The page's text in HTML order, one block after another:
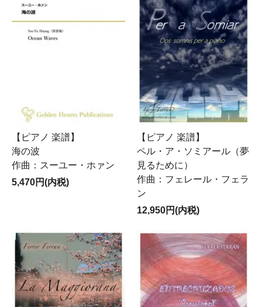
【ピアノ 楽譜】
海の波
作曲：スーユー・ホァン
5,470円(内税)
【ピアノ 楽譜】
ペル・ア・ソミアール（夢
見るために）
作曲：フェレール・フェラ
ン
12,950円(内税)